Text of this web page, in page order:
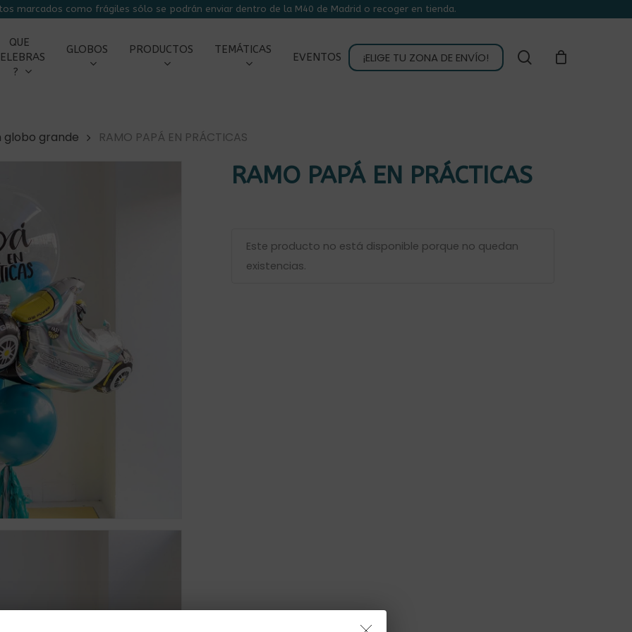
marcados como frágiles sólo se podrán enviar dentro de la M40 de Madrid o recoger en tienda.
QUE
?
GLOBOS PRODUCTOS TEMÁTICAS
EVENTOS ¡ELIGE TU ZONA DE ENVÍO! buscar
globo grande RAMO PAPÁ EN PRÁCTICAS
RAMO PAPÁ EN PRÁCTICAS
Este producto no está disponible porque no quedan
existencias.